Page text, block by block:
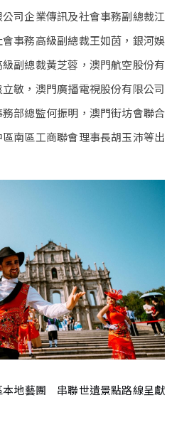
司企業傳訊及社會事務副總裁江
事務高級副總裁王如茵，銀河娛
副總裁黃芝蓉，澳門航空股份有
敏，澳門廣播電視股份有限公司
部總監何振明，澳門街坊會聯合
南區工商聯會理事長胡玉沛等出
地藝團　串聯世遺景點路線呈獻